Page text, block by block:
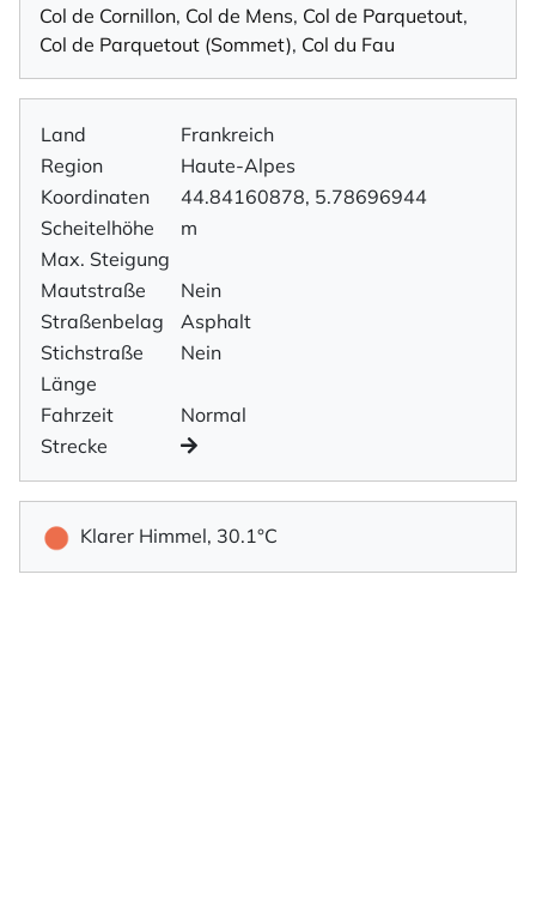
Col de Cornillon, Col de Mens, Col de Parquetout,
Col de Parquetout (Sommet), Col du Fau
Land
Frankreich
Region
Haute-Alpes
Koordinaten
44.84160878, 5.78696944
Scheitelhöhe
m
Max. Steigung
Mautstraße
Nein
Straßenbelag
Asphalt
Stichstraße
Nein
Länge
Fahrzeit
Normal
Strecke
Klarer Himmel, 30.1°C